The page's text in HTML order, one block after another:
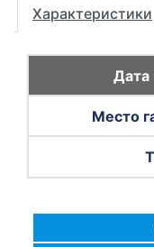
Характеристики